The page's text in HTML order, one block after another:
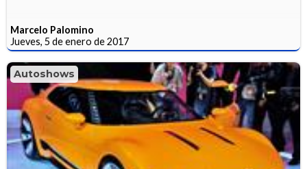
Marcelo Palomino
Jueves, 5 de enero de 2017
Autoshows